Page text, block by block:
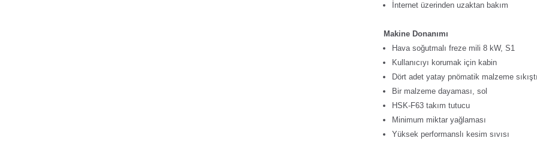
İnternet üzerinden uzaktan bakım
Makine Donanımı
Hava soğutmalı freze mili 8 kW, S1
Kullanıcıyı korumak için kabin
Dört adet yatay pnömatik malzeme
Bir malzeme dayaması, sol
HSK-F63 takım tutucu
Minimum miktar yağlaması
Yüksek performanslı kesim sıvısı